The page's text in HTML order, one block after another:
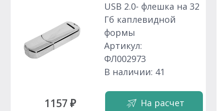
1157 ₽
USB 2.0- флешка на 32
Гб каплевидной
формы
Артикул:
ФЛ002973
В наличии: 41
На расчет